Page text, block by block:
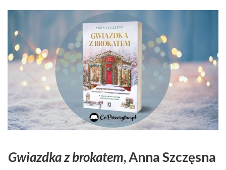
Gwiazdka z brokatem, Anna Szczęsna